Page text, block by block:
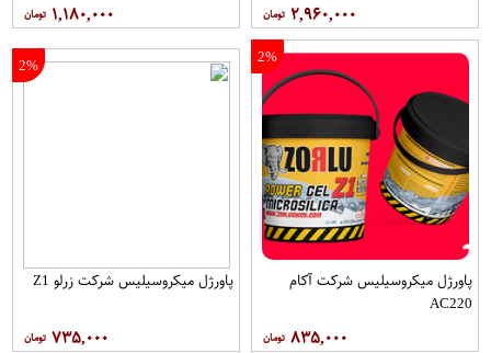
۲,۹۶۰,۰۰۰ ۱,۱۸۰,۰۰۰
2%
پاورژل میکروسیلیس شرکت آکام
AC220
۸۳۵,۰۰۰
2%
پاورژل میکروسیلیس شرکت زرلو Z1
۷۳۵,۰۰۰